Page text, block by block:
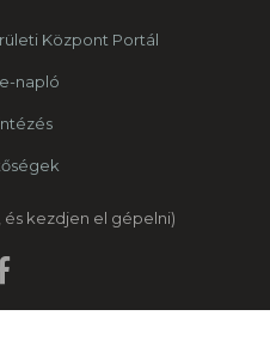
Központ Portál
e-napló